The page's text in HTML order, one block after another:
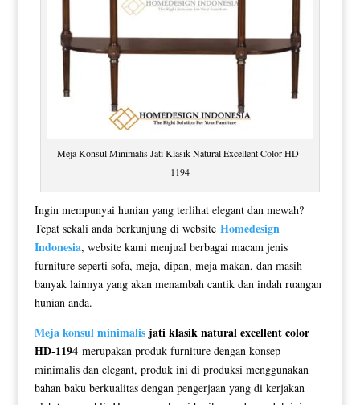
Meja Konsul Minimalis Jati Klasik Natural Excellent Color HD-
1194
Ingin mempunyai hunian yang terlihat elegant dan mewah?
Tepat sekali anda berkunjung di website Homedesign
Indonesia, website kami menjual berbagai macam jenis
furniture seperti sofa, meja, dipan, meja makan, dan masih
banyak lainnya yang akan menambah cantik dan indah ruangan
hunian anda.
Meja konsul minimalisjati klasik natural excellent color
HD-1194merupakan produk furniture dengan konsep
minimalis dan elegant, produk ini di produksi menggunakan
bahan baku berkualitas dengan pengerjaan yang di kerjakan